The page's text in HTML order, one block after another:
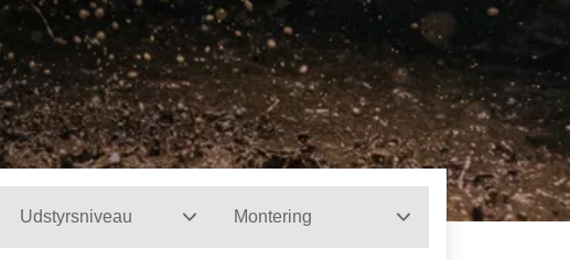
Udstyrsniveau Montering